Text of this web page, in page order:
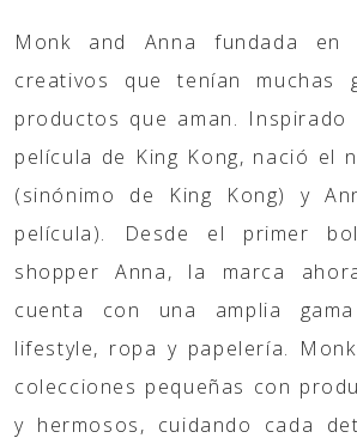
Monk and Anna fundada
creativos que tenían muchas
productos que aman. Inspirado
película de King Kong, nació el
(sinónimo de King Kong) y
película). Desde el primer
shopper Anna, la marca
cuenta con una amplia
lifestyle, ropa y papelería.
colecciones pequeñas con
y hermosos, cuidando cada